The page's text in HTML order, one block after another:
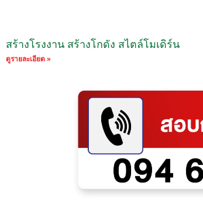
สร้างโรงงาน สร้างโกดัง สไตล์โมเดิร์น
ดูรายละเอียด »